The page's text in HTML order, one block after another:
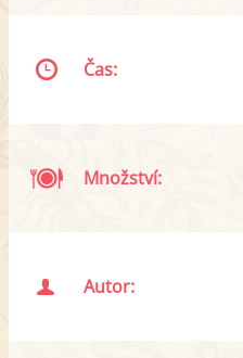
Čas:
Množství:
Autor: